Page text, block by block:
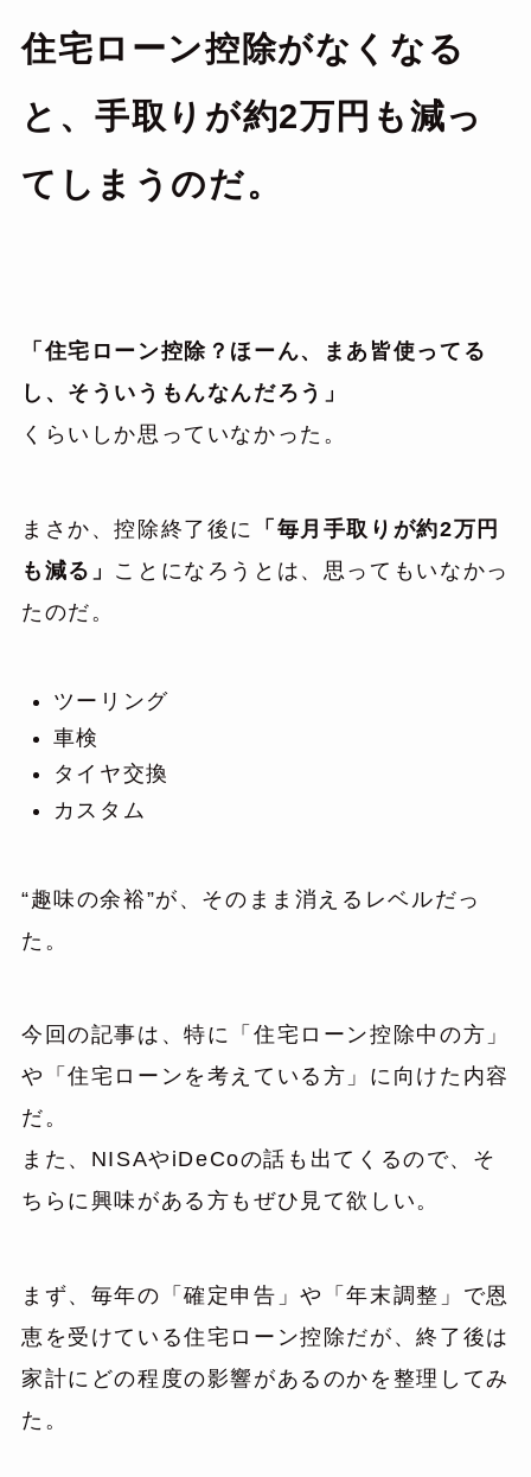
住宅ローン控除がなくなる
と、手取りが約2万円も減っ
てしまうのだ。
「住宅ローン控除？ほーん、まあ皆使ってる
し、そういうもんなんだろう」
くらいしか思っていなかった。
まさか、控除終了後に
「毎月手取りが約2万円
も減る」 ことになろうとは、思ってもいなかっ
たのだ。
ツーリング
車検
タイヤ交換
カスタム
“趣味の余裕”が、そのまま消えるレベルだっ
た。
今回の記事は、特に「住宅ローン控除中の方」
や「住宅ローンを考えている方」に向けた内容
だ。
また、NISAやiDeCoの話も出てくるので、そ
ちらに興味がある方もぜひ見て欲しい。
まず、毎年の「確定申告」や「年末調整」で恩
恵を受けている住宅ローン控除だが、終了後は
家計にどの程度の影響があるのかを整理してみ
た。